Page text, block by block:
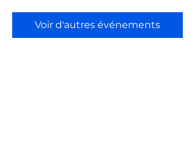
Voir d'autres événements